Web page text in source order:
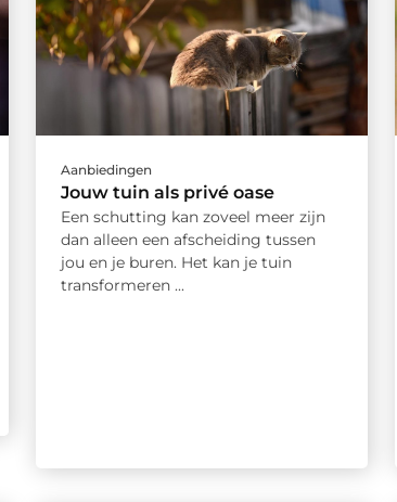
Aanbiedingen
Jouw tuin als privé oase
Een schutting kan zoveel meer zijn
dan alleen een afscheiding tussen
jou en je buren. Het kan je tuin
transformeren ...